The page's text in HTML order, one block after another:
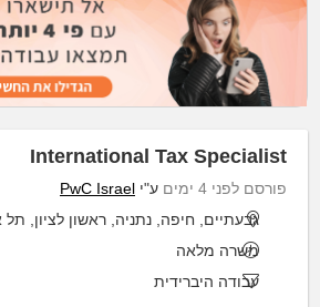
International Tax Specialist
פורסם לפני 4 ימים ע"י PwC Israel
גבעתיים, חיפה, נתניה, ראשון לציון, תל
משרה מלאה
עבודה היברידית